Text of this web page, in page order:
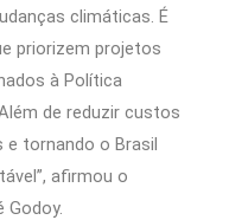
climáticas. É
priorizem projetos
à Política
de reduzir custos
tornando o Brasil
afirmou o
Godoy.